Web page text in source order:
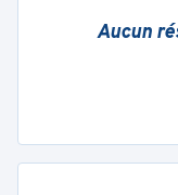
Aucun